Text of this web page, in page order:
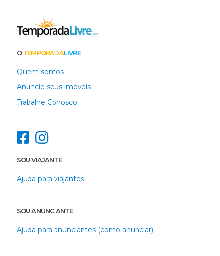
OTEMPORADALIVRE
Quem somos
Anuncie seus imóveis
Trabalhe Conosco
SOU VIAJANTE
Ajuda para viajantes
SOU ANUNCIANTE
Ajuda para anunciantes (como anunciar)